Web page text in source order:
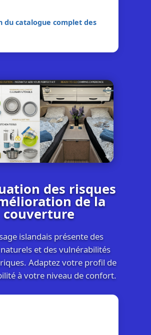
du catalogue complet des
des risques
de la
couverture
islandais présente des
et des vulnérabilités
Adaptez votre profil de
à votre niveau de confort.